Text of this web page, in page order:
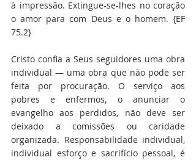
à impressão. Extingue-se-lhes no coração
o amor para com Deus e o homem. {EF
75.2}
Cristo confia a Seus seguidores uma obra
individual — uma obra que não pode ser
feita por procuração. O serviço aos
pobres e enfermos, o anunciar o
evangelho aos perdidos, não deve ser
deixado a comissões ou caridade
organizada. Responsabilidade individual,
individual esforço e sacrifício pessoal, é